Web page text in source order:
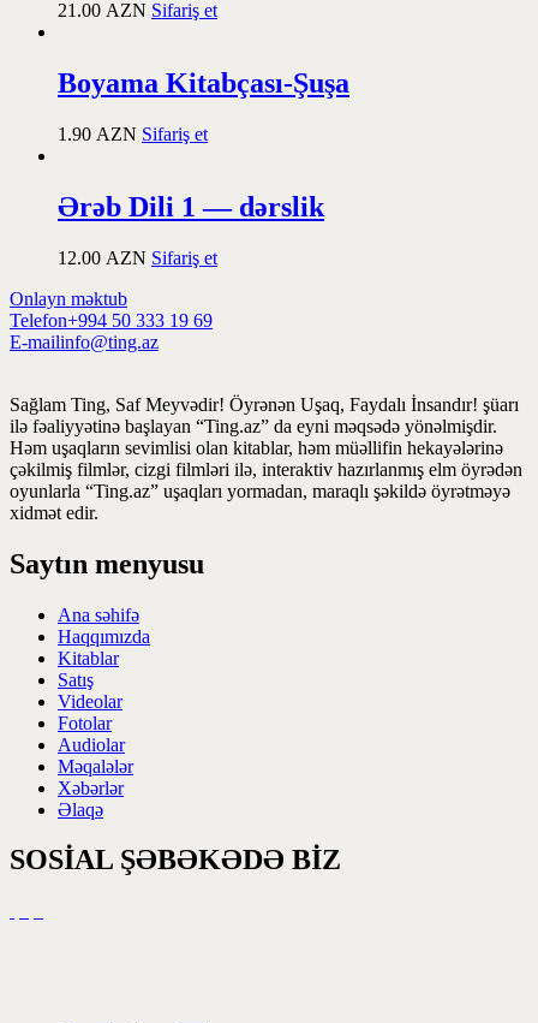
21.00 AZN Sifariş et
Boyama Kitabçası-Şuşa
1.90 AZN Sifariş et
Ərəb Dili 1 — dərslik
12.00 AZN Sifariş et
Onlayn məktub
Telefon+994 50 333 19 69
E-mailinfo@ting.az
Sağlam Ting, Saf Meyvədir! Öyrənən Uşaq, Faydalı İnsandır! şüarı
ilə fəaliyyətinə başlayan “Ting.az” da eyni məqsədə yönəlmişdir.
Həm uşaqların sevimlisi olan kitablar, həm müəllifin hekayələrinə
çəkilmiş filmlər, cizgi filmləri ilə, interaktiv hazırlanmış elm öyrədən
oyunlarla “Ting.az” uşaqları yormadan, maraqlı şəkildə öyrətməyə
xidmət edir.
Saytın menyusu
Ana səhifə
Haqqımızda
Kitablar
Satış
Videolar
Fotolar
Audiolar
Məqalələr
Xəbərlər
Əlaqə
SOSİAL ŞƏBƏKƏDƏ BİZ